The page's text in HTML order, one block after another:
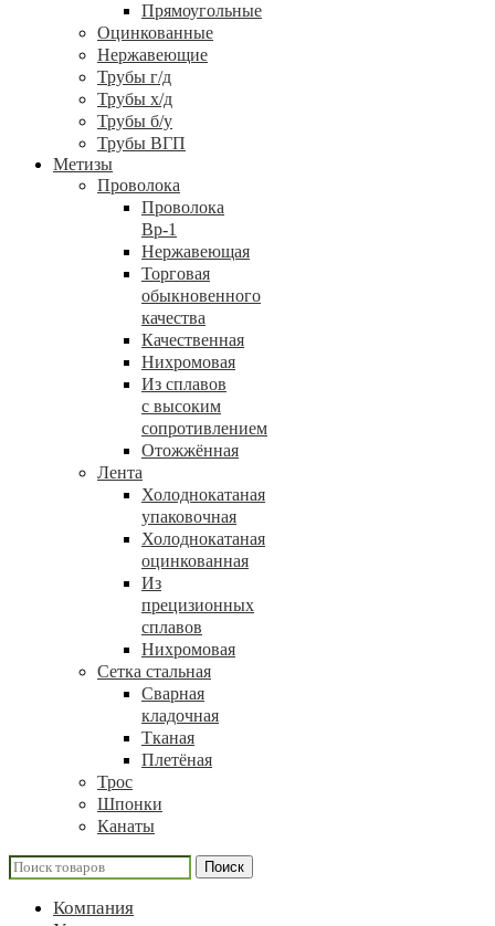
Прямоугольные
Оцинкованные
Нержавеющие
Трубы г/д
Трубы х/д
Трубы б/у
Трубы ВГП
Метизы
Проволока
Проволока
Вр-1
Нержавеющая
Торговая
обыкновенного
качества
Качественная
Нихромовая
Из сплавов
с высоким
сопротивлением
Отожжённая
Лента
Холоднокатаная
упаковочная
Холоднокатаная
оцинкованная
Из
прецизионных
сплавов
Нихромовая
Сетка стальная
Сварная
кладочная
Тканая
Плетёная
Трос
Шпонки
Канаты
Поиск
Компания